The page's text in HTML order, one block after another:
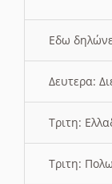
Εδω
Δευτερα:
Τριτη:
Τριτη: